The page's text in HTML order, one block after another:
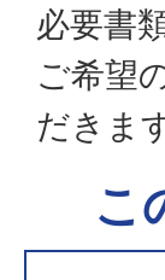
必要書
ご希望
だきま
こ